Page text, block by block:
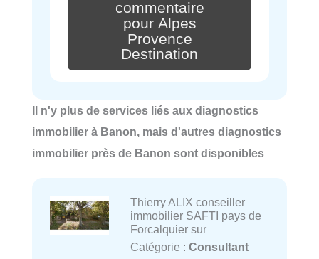
commentaire
pour Alpes
Provence
Destination
Il n'y plus de services liés aux diagnostics
immobilier à Banon, mais d'autres diagnostics
immobilier près de Banon sont disponibles
Thierry ALIX conseiller
immobilier SAFTI pays de
Forcalquier sur
Catégorie : Consultant